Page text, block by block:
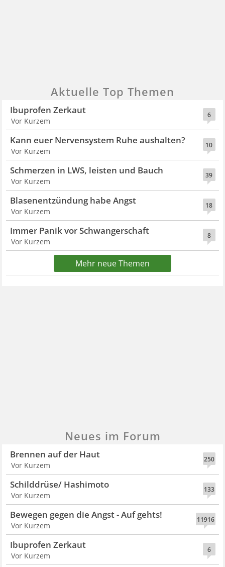
Aktuelle Top Themen
6
Ibuprofen Zerkaut
Vor Kurzem
10
Kann euer Nervensystem Ruhe aushalten?
Vor Kurzem
39
Schmerzen in LWS, leisten und Bauch
Vor Kurzem
18
Blasenentzündung habe Angst
Vor Kurzem
8
Immer Panik vor Schwangerschaft
Vor Kurzem
Mehr neue Themen
Neues im Forum
250
Brennen auf der Haut
Vor Kurzem
133
Schilddrüse/ Hashimoto
Vor Kurzem
11916
Bewegen gegen die Angst - Auf gehts!
Vor Kurzem
6
Ibuprofen Zerkaut
Vor Kurzem